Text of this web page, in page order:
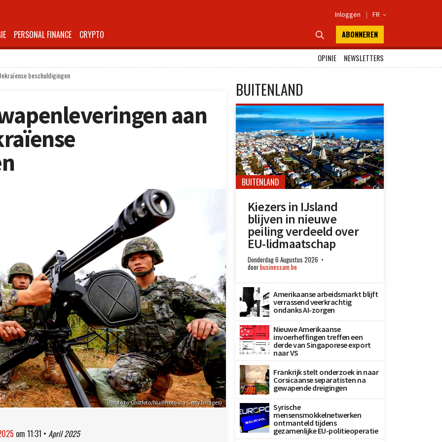
Inloggen | FR 
PERSONAL FINANCE CRYPTO  ABONNEREN
OPINIE
NEWSLETTERS
beschuldigingen
aan
(Photo by Costfoto/NurPhoto via Getty Images)
om 11:31 • April 2025
BUITENLAND
BUITENLAND
Kiezers in IJsland
blijven in nieuwe
peiling verdeeld over
EU-lidmaatschap
Donderdag 6 Augustus 2026
doorbusinessam.be
Amerikaanse arbeidsmarkt blijft
verrassend veerkrachtig
ondanks AI-zorgen
Nieuwe Amerikaanse
invoerheffingen treffen een
derde van Singaporese export
naar VS
Frankrijk stelt onderzoek in naar
Corsicaanse separatisten na
gewapende dreigingen
Syrische
mensensmokkelnetwerken
ontmanteld tijdens
gezamenlijke EU-politieoperatie